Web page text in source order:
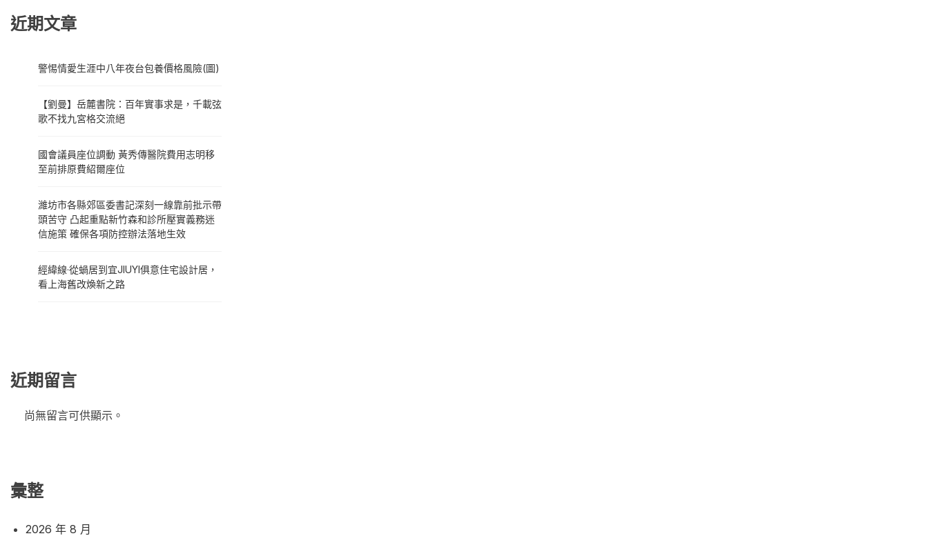
近期文章
警惕情愛生涯中八年夜台包養價格風險(圖)
【劉曼】岳麓書院：百年實事求是，千載弦
歌不找九宮格交流絕
國會議員座位調動 黃秀傳醫院費用志明移
至前排原費紹爾座位
濰坊市各縣郊區委書記深刻一線靠前批示帶
頭苦守 凸起重點新竹森和診所壓實義務迷
信施策 確保各項防控辦法落地生效
經緯線·從蝸居到宜JIUYI俱意住宅設計居，
看上海舊改煥新之路
近期留言
尚無留言可供顯示。
彙整
2026 年 8 月